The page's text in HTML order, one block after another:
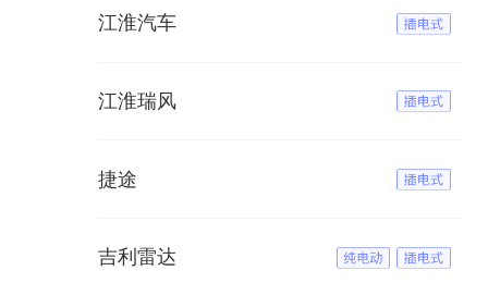
江淮汽车
江淮瑞风
捷途
吉利雷达